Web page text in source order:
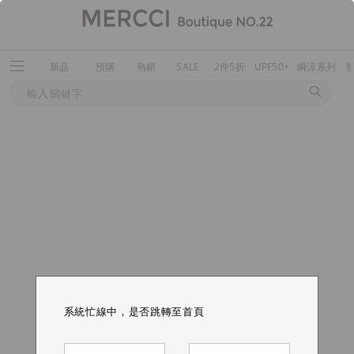
新品 預購 熱銷 SALE 2件5折 UPF50+ 瞬涼系列
系統忙線中，是否跳轉至首頁
系統忙線中，是否跳轉至首頁
系統忙線中，是否跳轉至首頁
系統忙線中，是否跳轉至首頁
系統忙線中，是否跳轉至首頁